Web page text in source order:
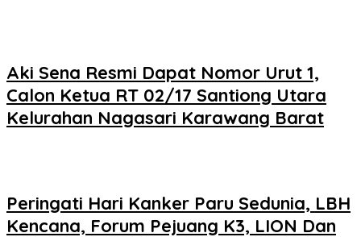
Aki Sena Resmi Dapat Nomor Urut 1,
Calon Ketua RT 02/17 Santiong Utara
Kelurahan Nagasari Karawang Barat
Peringati Hari Kanker Paru Sedunia, LBH
Kencana, Forum Pejuang K3, LION Dan